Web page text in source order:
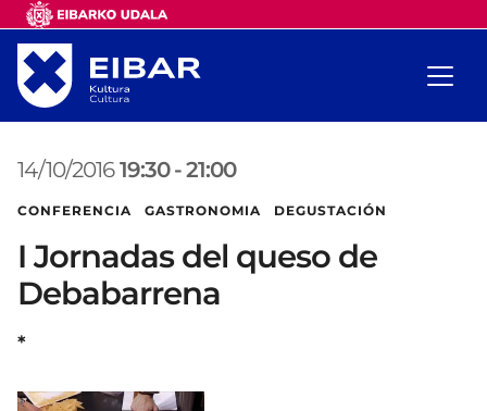
14/10/2016 19:30 -21:00
CONFERENCIA GASTRONOMIA DEGUSTACIÓN
I Jornadas del queso de
Debabarrena
*